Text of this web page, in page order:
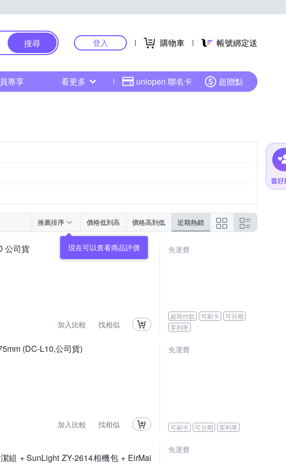
搜尋 登入 購物車 帳號綁定送
專享 看更多 uniopen 聯名卡 超贈點
推薦排序 價格低到高 價格高到低 近期熱銷
現在可以查看商品評價
公司貨
加入比較 找相似
免運費
超商付款 可刷卡
可分期
零利率
(DC-L10,公司貨)
加入比較 找相似
免運費
可刷卡 可分期 零利率
組 + SunLight ZY-2614相機包 + EirMai
免運費